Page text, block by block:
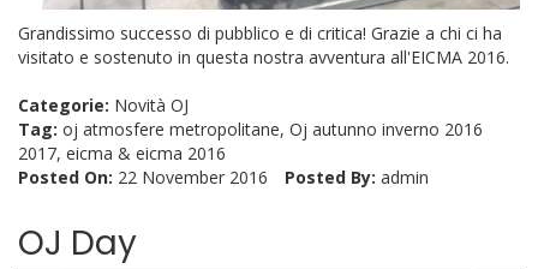
Grandissimo successo di pubblico e di critica! Grazie a chi ci ha
visitato e sostenuto in questa nostra avventura all'EICMA 2016.
Categorie: Novità OJ
Tag: oj atmosfere metropolitane, Oj autunno inverno 2016
2017, eicma & eicma 2016
Posted On: 22 November 2016 Posted By: admin
OJ Day